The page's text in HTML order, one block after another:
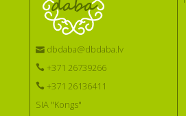
dbdaba@dbdaba.lv
+371 26739266
+371 26136411
SIA "Kongs"